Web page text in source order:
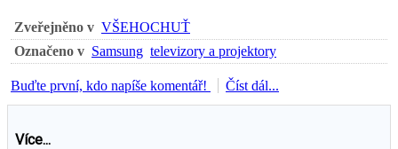
Zveřejněno v VŠEHOCHUŤ
Označeno v Samsung televizory a projektory
Buďte první, kdo napíše komentář! Číst dál...
Více...